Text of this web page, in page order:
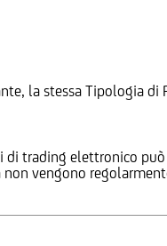
la stessa Tipologia di
trading elettronico
vengono